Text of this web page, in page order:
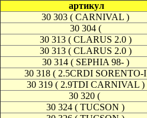
артикул
30 303 ( CARNIVAL )
30 304 (
30 313 ( CLARUS 2.0 )
30 313 ( CLARUS 2.0 )
30 314 ( SEPHIA 98- )
30 318 ( 2.5CRDI SORENTO-I
30 319 ( 2.9TDI CARNIVAL )
30 320 (
30 324 ( TUCSON )